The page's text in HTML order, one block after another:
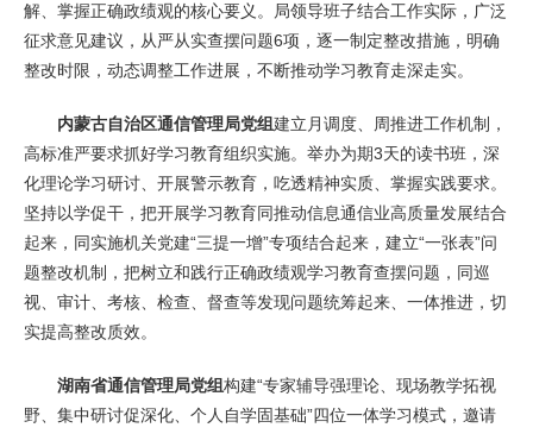
解、掌握正确政绩观的核心要义。局领导班子结合工作实际，广泛
征求意见建议，从严从实查摆问题6项，逐一制定整改措施，明确
整改时限，动态调整工作进展，不断推动学习教育走深走实。
内蒙古自治区通信管理局党组建立月调度、周推进工作机制，
高标准严要求抓好学习教育组织实施。举办为期3天的读书班，深
化理论学习研讨、开展警示教育，吃透精神实质、掌握实践要求。
坚持以学促干，把开展学习教育同推动信息通信业高质量发展结合
起来，同实施机关党建“三提一增”专项结合起来，建立“一张表”问
题整改机制，把树立和践行正确政绩观学习教育查摆问题，同巡
视、审计、考核、检查、督查等发现问题统筹起来、一体推进，切
实提高整改质效。
湖南省通信管理局党组构建“专家辅导强理论、现场教学拓视
野、集中研讨促深化、个人自学固基础”四位一体学习模式，邀请